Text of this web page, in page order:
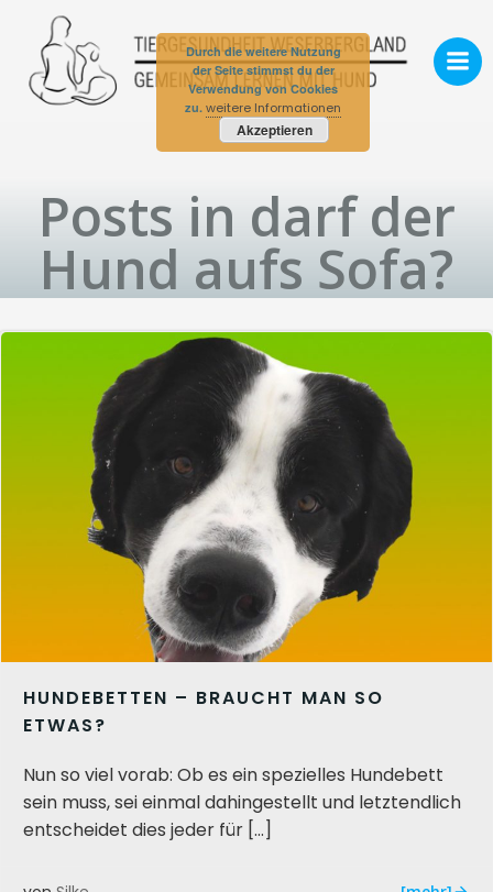
Inhalt
springen
Posts in darf der
Hund aufs Sofa?
HUNDEBETTEN – BRAUCHT MAN SO
ETWAS?
Nun so viel vorab: Ob es ein spezielles Hundebett
sein muss, sei einmal dahingestellt und letztendlich
entscheidet dies jeder für […]
Durch die weitere Nutzung
der Seite stimmst du der
Verwendung von Cookies
zu. weitere Informationen
Akzeptieren